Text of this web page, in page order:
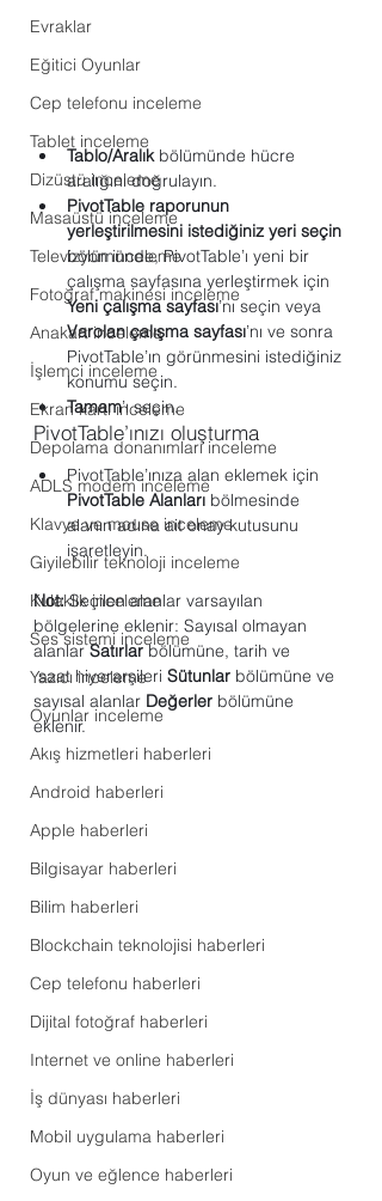
Evraklar
Eğitici Oyunlar
Cep telefonu inceleme
Tablet inceleme
Dizüstü inceleme
Masaüstü inceleme
Televizyon inceleme
Fotoğraf makinesi inceleme
Anakart inceleme
İşlemci inceleme
Ekran kartı inceleme
Depolama donanımları inceleme
ADLS modem inceleme
Klavye ve mouse inceleme
Giyilebilir teknoloji inceleme
Kulaklık inceleme
Ses sistemi inceleme
Yazıcı inceleme
Oyunlar inceleme
Akış hizmetleri haberleri
Android haberleri
Apple haberleri
Bilgisayar haberleri
Bilim haberleri
Blockchain teknolojisi haberleri
Cep telefonu haberleri
Dijital fotoğraf haberleri
Internet ve online haberleri
İş dünyası haberleri
Mobil uygulama haberleri
Oyun ve eğlence haberleri
Tablo/Aralık bölümünde hücre
aralığını doğrulayın.
PivotTable raporunun
yerleştirilmesini istediğiniz yeri seçin
bölümünde, PivotTable’ı yeni bir
çalışma sayfasına yerleştirmek için
Yeni çalışma sayfası’nı seçin veya
Varolan çalışma sayfası’nı ve sonra
PivotTable’ın görünmesini istediğiniz
konumu seçin.
Tamam’ı seçin.
PivotTable’ınızı oluşturma
PivotTable’ınıza alan eklemek için
PivotTable Alanları bölmesinde
alanın adına ait onay kutusunu
işaretleyin.
Not: Seçilen alanlar varsayılan
bölgelerine eklenir: Sayısal olmayan
alanlar Satırlar bölümüne, tarih ve
saat hiyerarşileri Sütunlar bölümüne ve
sayısal alanlar Değerler bölümüne
eklenir.